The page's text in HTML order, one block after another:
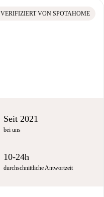
VERIFIZIERT VON SPOTAHOME
Seit 2021
bei uns
10-24h
durchschnittliche Antwortzeit